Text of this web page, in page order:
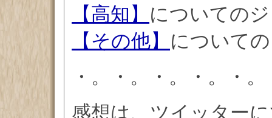
【高知】 についての
【その他】 について
・。・。・。・。・
感想は、ツイッター